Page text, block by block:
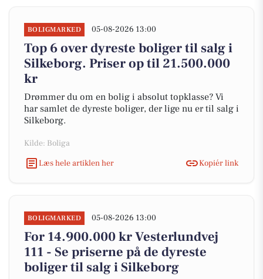
BOLIGMARKED 05-08-2026 13:00
Top 6 over dyreste boliger til salg i
Silkeborg. Priser op til 21.500.000
kr
Drømmer du om en bolig i absolut topklasse? Vi
har samlet de dyreste boliger, der lige nu er til salg i
Silkeborg.
Kilde: Boliga
Læs hele artiklen her
Kopiér link
BOLIGMARKED 05-08-2026 13:00
For 14.900.000 kr Vesterlundvej
111 - Se priserne på de dyreste
boliger til salg i Silkeborg